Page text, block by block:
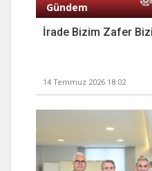
Gündem
İrade Bizim Zafer
14 Temmuz 2026 18:02